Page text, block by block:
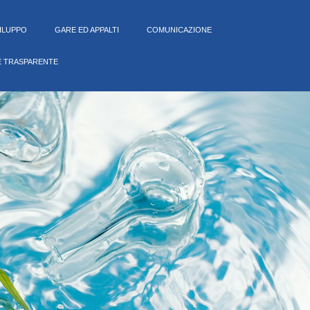
GARE ED APPALTI COMUNICAZIONE
TRASPARENTE